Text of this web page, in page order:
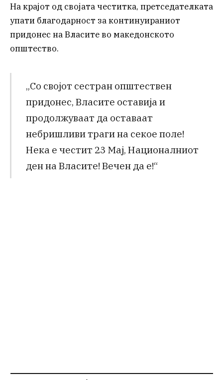
На крајот од својата честитка, претседателката
упати благодарност за континуираниот
придонес на Власите во македонското
општество.
„Со својот сестран општествен
придонес, Власите оставија и
продолжуваат да оставаат
небришливи траги на секое поле!
Нека е честит 23 Мај, Националниот
ден на Власите! Вечен да е!“